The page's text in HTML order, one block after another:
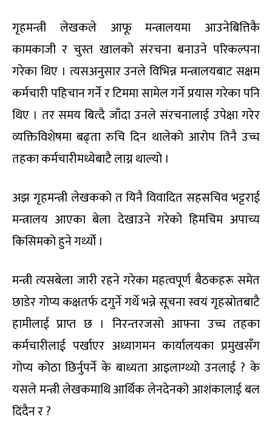
गृहमन्त्री लेखकले आफू मन्त्रालयमा आउनेबित्तिकै
कामकाजी र चुस्त खालको संरचना बनाउने परिकल्पना
गरेका थिए । त्यसअनुसार उनले विभिन्न मन्त्रालयबाट सक्षम
कर्मचारी पहिचान गर्ने र टिममा सामेल गर्ने प्रयास गरेका पनि
थिए । तर समय बित्दै जाँदा उनले संरचनालाई उपेक्षा गरेर
व्यक्तिविशेषमा बढ्ता रुचि दिन थालेको आरोप तिनै उच्च
तहका कर्मचारीमध्येबाटै लाग्न थाल्यो ।
अझ गृहमन्त्री लेखकको त यिनै विवादित सहसचिव भट्टराई
मन्त्रालय आएका बेला देखाउने गरेको हिमचिम अपाच्य
किसिमको हुने गर्थ्यो ।
मन्त्री त्यसबेला जारी रहने गरेका महत्वपूर्ण बैठकहरू समेत
छाडेर गोप्य कक्षतर्फ दगुर्ने गर्थे भन्ने सूचना स्वयं गृहस्रोतबाटै
हामीलाई प्राप्त छ । निरन्तरजसो आफ्ना उच्च तहका
कर्मचारीलाई पर्खाएर अध्यागमन कार्यालयका प्रमुखसँग
गोप्य कोठा छिर्नुपर्ने के बाध्यता आइलाग्थ्यो उनलाई ? के
यसले मन्त्री लेखकमाथि आर्थिक लेनदेनको आशंकालाई बल
दिंदैन र ?